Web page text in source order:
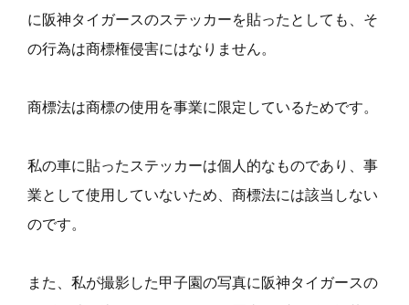
に阪神タイガースのステッカーを貼ったとしても、そ
の行為は商標権侵害にはなりません。
商標法は商標の使用を事業に限定しているためです。
私の車に貼ったステッカーは個人的なものであり、事
業として使用していないため、商標法には該当しない
のです。
また、私が撮影した甲子園の写真に阪神タイガースの